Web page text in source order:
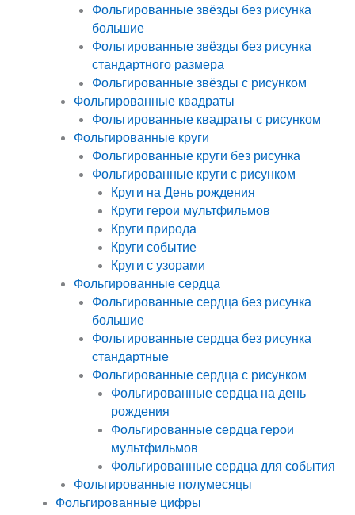
Фольгированные звёзды без рисунка
большие
Фольгированные звёзды без рисунка
стандартного размера
Фольгированные звёзды с рисунком
Фольгированные квадраты
Фольгированные квадраты с рисунком
Фольгированные круги
Фольгированные круги без рисунка
Фольгированные круги с рисунком
Круги на День рождения
Круги герои мультфильмов
Круги природа
Круги событие
Круги с узорами
Фольгированные сердца
Фольгированные сердца без рисунка
большие
Фольгированные сердца без рисунка
стандартные
Фольгированные сердца с рисунком
Фольгированные сердца на день
рождения
Фольгированные сердца герои
мультфильмов
Фольгированные сердца для события
Фольгированные полумесяцы
Фольгированные цифры